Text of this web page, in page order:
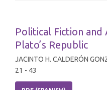
Political Fiction and
Plato’s Republic
JACINTO H. CALDERÓN
21 - 43